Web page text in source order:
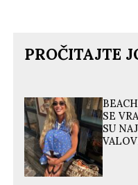
PROČITAJTE
SE
SU